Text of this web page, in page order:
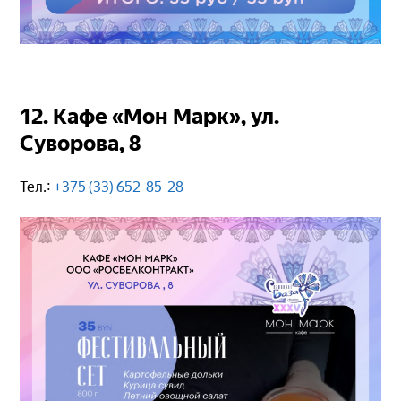
12. Кафе «Мон Марк», ул.
Суворова, 8
Тел.:+375 (33) 652-85-28